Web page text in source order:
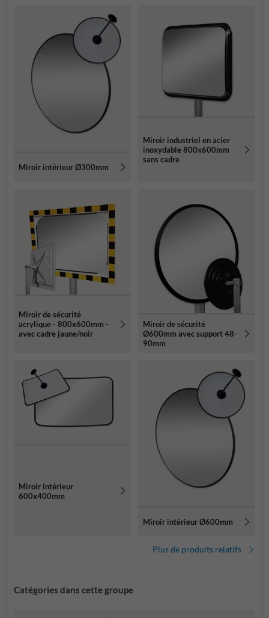
Miroir intérieur Ø300mm
Miroir industriel en acier
inoxydable 800x600mm
sans cadre
Miroir de sécurité
acrylique - 800x600mm -
avec cadre jaune/noir
Miroir de sécurité
Ø600mm avec support 48-
90mm
Miroir intérieur
600x400mm
Miroir intérieur Ø600mm
Plus de produits relatifs
Catégories dans cette groupe